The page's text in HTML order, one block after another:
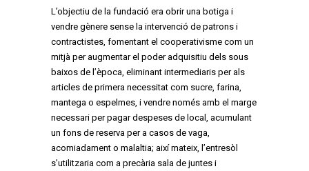
L’objectiu de la fundació era obrir una botiga i
vendre gènere sense la intervenció de patrons i
contractistes, fomentant el cooperativisme com un
mitjà per augmentar el poder adquisitiu dels sous
baixos de l’època, eliminant intermediaris per als
articles de primera necessitat com sucre, farina,
mantega o espelmes, i vendre només amb el marge
necessari per pagar despeses de local, acumulant
un fons de reserva per a casos de vaga,
acomiadament o malaltia; així mateix, l’entresòl
s’utilitzaria com a precària sala de juntes i